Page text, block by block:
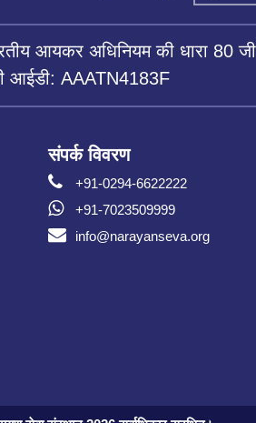
आयकर अधिनियम की धारा 80
आईडी: AAATN4183F
संपर्क विवरण
+91-0294-6622222
+91-7023509999
info@narayanseva.org